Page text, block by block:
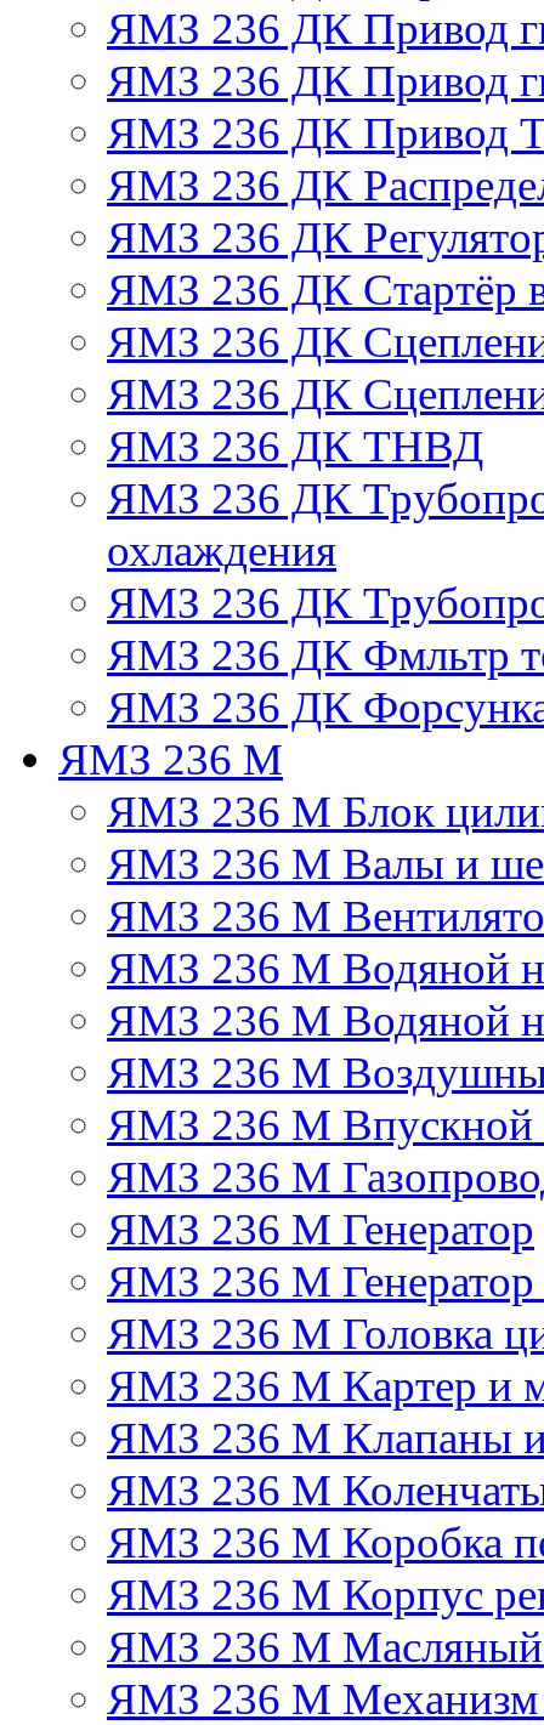
ЯМЗ 236 ДК Привод
ЯМЗ 236 ДК Привод
ЯМЗ 236 ДК Привод
ЯМЗ 236 ДК
ЯМЗ 236 ДК
ЯМЗ 236 ДК Стартёр
ЯМЗ 236 ДК
ЯМЗ 236 ДК
ЯМЗ 236 ДК ТНВД
ЯМЗ 236 ДК
охлаждения
ЯМЗ 236 ДК
ЯМЗ 236 ДК Фмльтр
ЯМЗ 236 ДК
ЯМЗ 236 М
ЯМЗ 236 М Блок
ЯМЗ 236 М Валы и
ЯМЗ 236 М
ЯМЗ 236 М Водяной
ЯМЗ 236 М Водяной
ЯМЗ 236 М
ЯМЗ 236 М Впускной
ЯМЗ 236 М
ЯМЗ 236 М Генератор
ЯМЗ 236 М Генератор
ЯМЗ 236 М Головка
ЯМЗ 236 М Картер и
ЯМЗ 236 М Клапаны и
ЯМЗ 236 М
ЯМЗ 236 М Коробка
ЯМЗ 236 М Корпус
ЯМЗ 236 М Масляный
ЯМЗ 236 М Механизм